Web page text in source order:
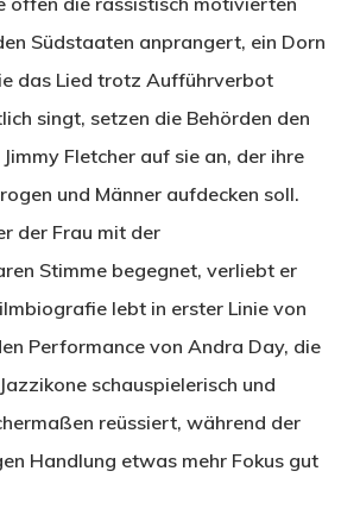
Südstaaten anprangert, ein Dorn
das Lied trotz Aufführverbot
singt, setzen die Behörden den
Fletcher auf sie an, der ihre
und Männer aufdecken soll.
der Frau mit der
Stimme begegnet, verliebt er
lebt in erster Linie von
Performance von Andra Day, die
schauspielerisch und
reüssiert, während der
Handlung etwas mehr Fokus gut